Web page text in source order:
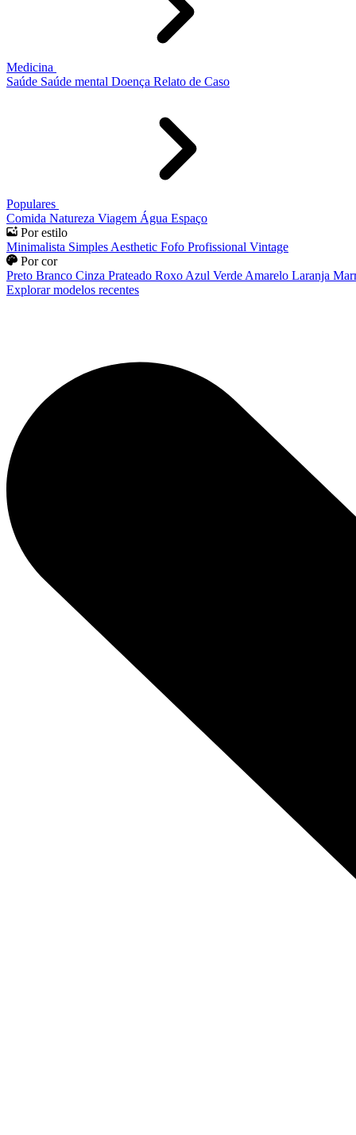
Medicina
Saúde Saúde mental Doença Relato de Caso
Populares
Comida Natureza Viagem Água Espaço
Por estilo
Minimalista Simples Aesthetic Fofo Profissional Vintage
Por cor
Preto Branco Cinza Prateado Roxo Azul Verde Amarelo Laranja
Explorar modelos recentes